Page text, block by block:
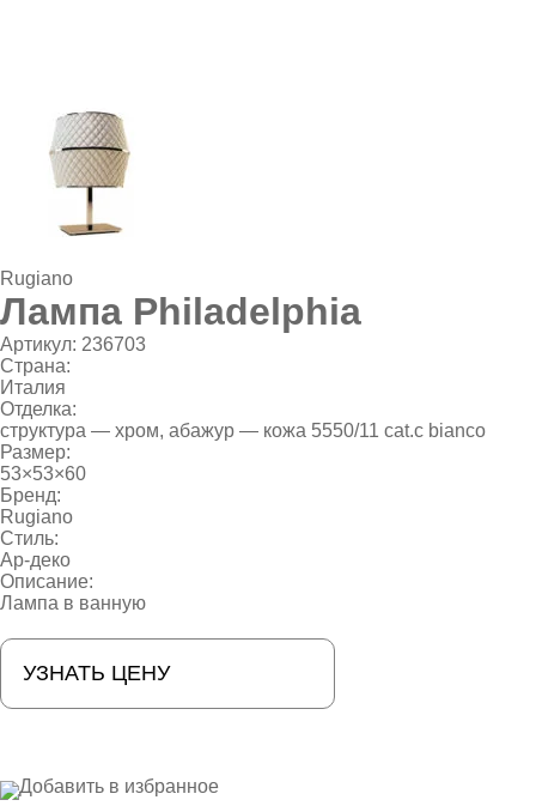
Rugiano
Лампа Philadelphia
Артикул: 236703
Страна:
Италия
Отделка:
структура — хром, абажур — кожа 5550/11 cat.c bianco
Размер:
53×53×60
Бренд:
Rugiano
Стиль:
Ар-деко
Описание:
Лампа в ванную
УЗНАТЬ ЦЕНУ
Добавить в избранное